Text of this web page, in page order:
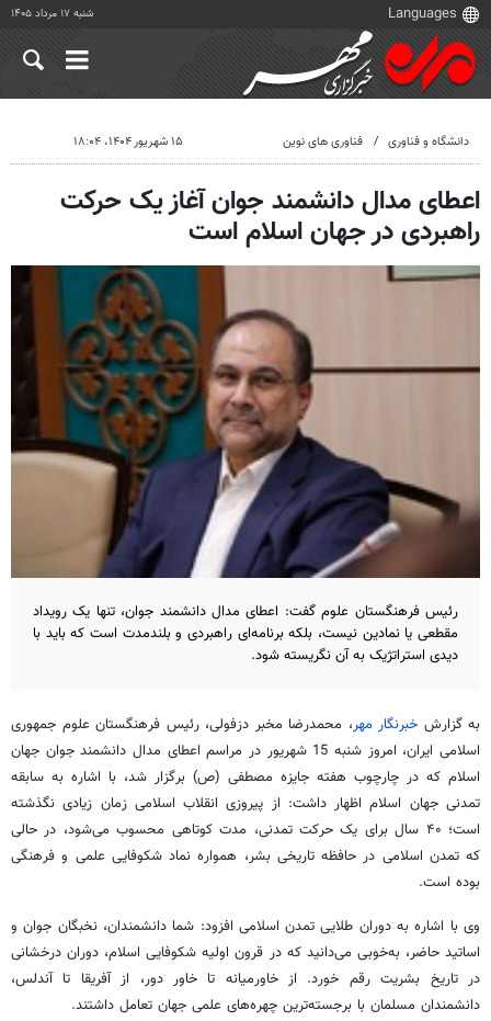
شنبه ۱۷ مرداد ۱۴۰۵
دانشگاه و فناوری فناوری های نوین ۱۵ شهریور ۱۴۰۴، ۱۸:۰۴
اعطای مدال دانشمند جوان آغاز یک حرکت
راهبردی در جهان اسلام است
رئیس‌ فرهنگستان علوم گفت: اعطای مدال دانشمند جوان، تنها یک رویداد
مقطعی یا نمادین نیست، بلکه برنامه‌ای راهبردی و بلندمدت است که باید با
دیدی استراتژیک به آن نگریسته شود.
به گزارش خبرنگار مهر، محمدرضا مخبر دزفولی، رئیس فرهنگستان علوم جمهوری
اسلامی ایران، امروز شنبه 15 شهریور در مراسم اعطای مدال دانشمند جوان جهان
اسلام که در چارچوب هفته جایزه مصطفی (ص) برگزار شد، با اشاره به سابقه
تمدنی جهان اسلام اظهار داشت: از پیروزی انقلاب اسلامی زمان زیادی نگذشته
است؛ ۴۰ سال برای یک حرکت تمدنی، مدت کوتاهی محسوب می‌شود، در حالی
که تمدن اسلامی در حافظه تاریخی بشر، همواره نماد شکوفایی علمی و فرهنگی
بوده است.
وی با اشاره به دوران طلایی تمدن اسلامی افزود: شما دانشمندان، نخبگان جوان و
اساتید حاضر، به‌خوبی می‌دانید که در قرون اولیه شکوفایی اسلام، دوران درخشانی
در تاریخ بشریت رقم خورد. از خاورمیانه تا خاور دور، از آفریقا تا آندلس،
دانشمندان مسلمان با برجسته‌ترین چهره‌های علمی جهان تعامل داشتند.